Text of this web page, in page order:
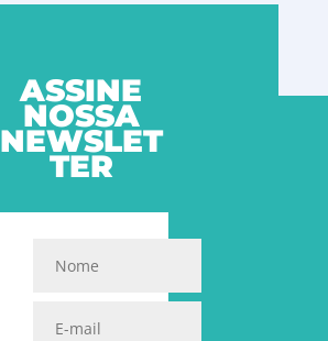
ASSINE
NOSSA
NEWSLET
TER